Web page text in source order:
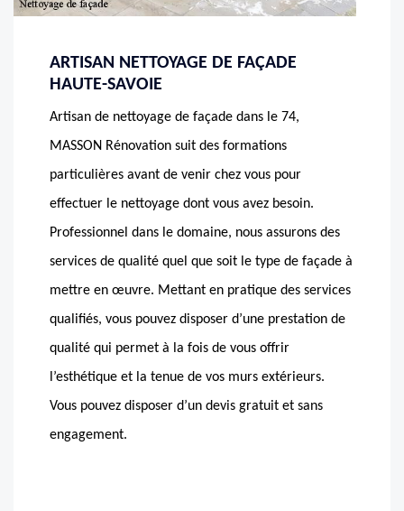
ARTISAN NETTOYAGE DE FAÇADE
HAUTE-SAVOIE
Artisan de nettoyage de façade dans le 74,
MASSON Rénovation suit des formations
particulières avant de venir chez vous pour
effectuer le nettoyage dont vous avez besoin.
Professionnel dans le domaine, nous assurons des
services de qualité quel que soit le type de façade à
mettre en œuvre. Mettant en pratique des services
qualifiés, vous pouvez disposer d’une prestation de
qualité qui permet à la fois de vous offrir
l’esthétique et la tenue de vos murs extérieurs.
Vous pouvez disposer d’un devis gratuit et sans
engagement.